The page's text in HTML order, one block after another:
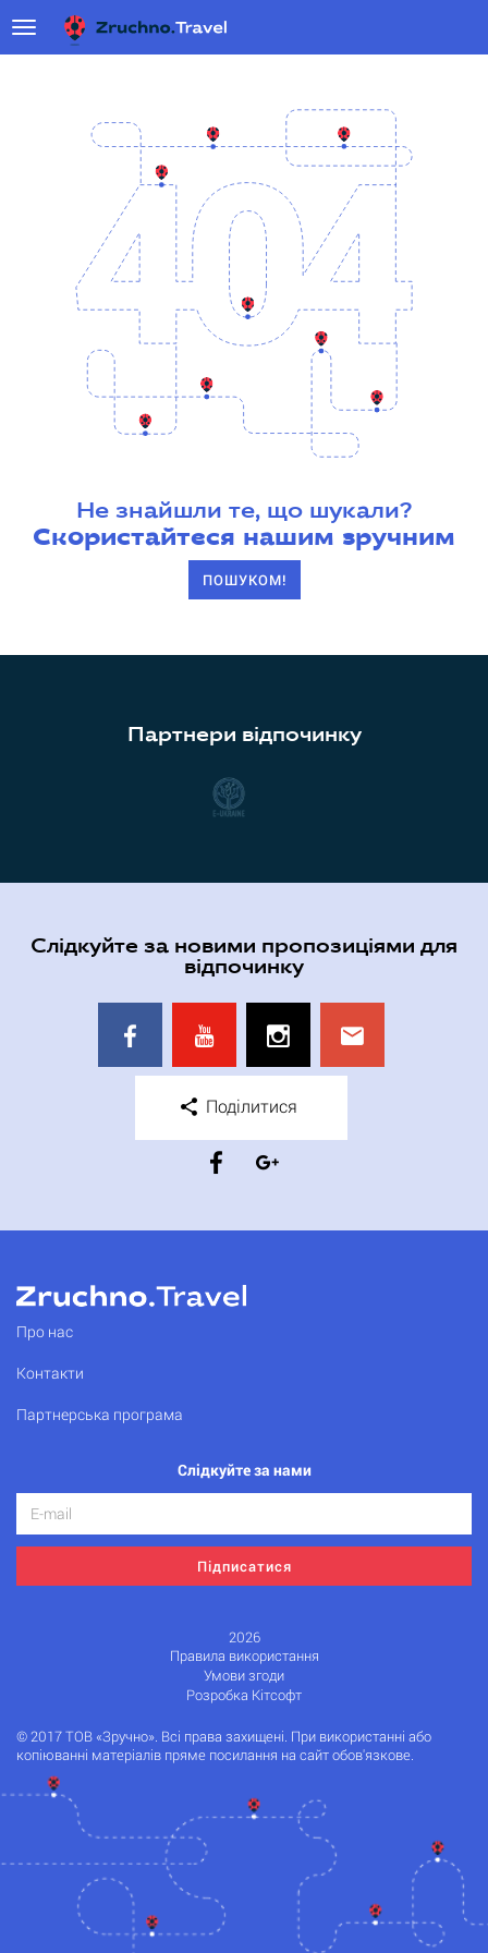
Не знайшли те, що шукали?
Скористайтеся нашим зручним
ПОШУКОМ!
Партнери відпочинку
Слідкуйте за новими пропозиціями для
відпочинку
Поділитися
Про нас
Контакти
Партнерська програма
Слідкуйте за нами
Підписатися
2026
Правила використання
Умови згоди
Розробка Кітсофт
© 2017 ТОВ «Зручно». Всі права захищені. При використанні або
копіюванні матеріалів пряме посилання на сайт обов'язкове.